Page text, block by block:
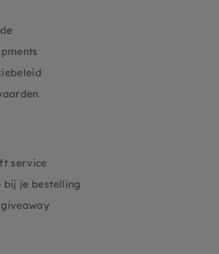
service
bij je bestelling